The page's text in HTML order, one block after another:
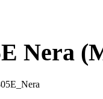
Nera